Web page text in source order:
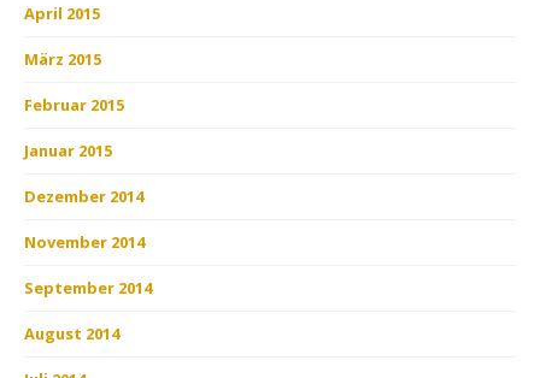
April 2015
März 2015
Februar 2015
Januar 2015
Dezember 2014
November 2014
September 2014
August 2014